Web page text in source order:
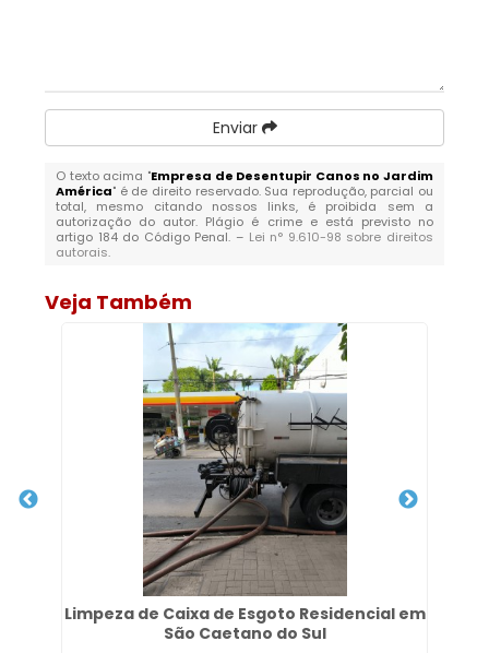
Enviar
O texto acima "Empresa de Desentupir Canos no Jardim
América" é de direito reservado. Sua reprodução, parcial ou
total, mesmo citando nossos links, é proibida sem a
autorização do autor. Plágio é crime e está previsto no
artigo 184 do Código Penal. – Lei n° 9.610-98 sobre direitos
autorais.
Veja Também
Limpeza de Caixa de Esgoto Residencial em
São Caetano do Sul